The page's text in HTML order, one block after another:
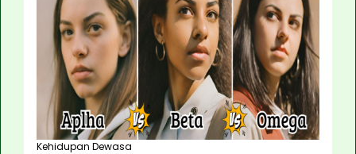
Kehidupan Dewasa